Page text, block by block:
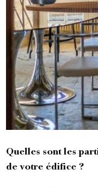
Quelles sont les
de votre édifice ?